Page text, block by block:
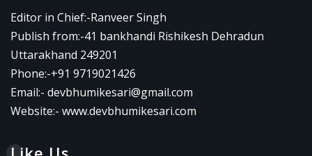
Editor in Chief:-Ranveer Singh
Publish from:-41 bankhandi Rishikesh Dehradun
Uttarakhand 249201
Phone:-+91 9719021426
Email:- devbhumikesari@gmail.com
Website:- www.devbhumikesari.com